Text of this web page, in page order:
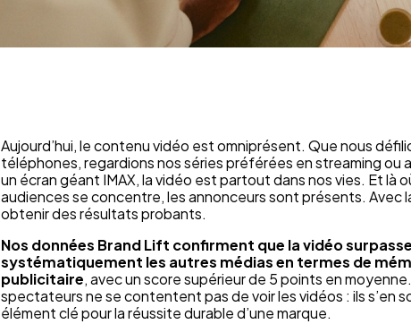
Aujourd’hui, le contenu vidéo est omniprésent. Que nous
téléphones, regardions nos séries préférées en streaming ou
un écran géant IMAX, la vidéo est partout dans nos vies. Et là
audiences se concentre, les annonceurs sont présents. Avec
obtenir des résultats probants.
Nos données Brand Lift confirment que la vidéo surpasse
systématiquement les autres médias en termes de
publicitaire, avec un score supérieur de 5 points en
spectateurs ne se contentent pas de voir les vidéos : ils s’en
élément clé pour la réussite durable d’une marque.